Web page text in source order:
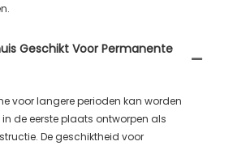
Geschikt Voor Permanente
voor langere perioden kan worden
in de eerste plaats ontworpen als
De geschiktheid voor